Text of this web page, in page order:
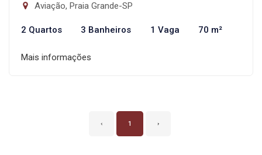
Aviação, Praia Grande-SP
2 Quartos 3 Banheiros 1 Vaga 70 m²
Mais informações
‹ 1 ›